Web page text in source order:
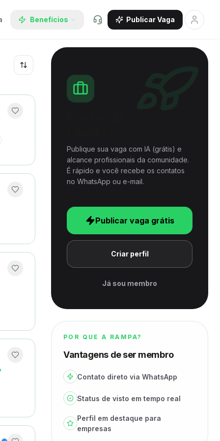
Benefícios Publicar Vaga
Recentes
·
Publique sua vaga com IA (grátis) e
alcance profissionais da comunidade.
É rápido e você recebe os contatos
no WhatsApp ou e-mail.
Publicar vaga grátis
Criar perfil
Já sou membro
POR QUE A RAMPA?
Vantagens de ser membro
Contato direto via WhatsApp
Status de visto em tempo real
Perfil em destaque para
empresas